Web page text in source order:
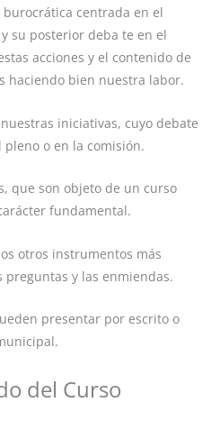
centrada en el
su posterior deba te en el
acciones y el contenido de
haciendo bien nuestra labor.
iniciativas, cuyo debate
o en la comisión.
que son objeto de un curso
fundamental.
otros instrumentos más
y las enmiendas.
presentar por escrito o
del Curso